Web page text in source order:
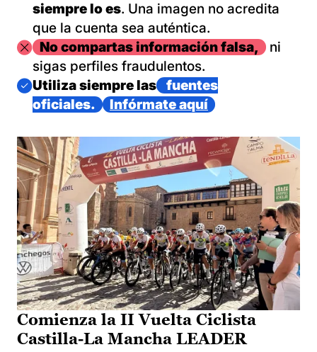
siempre lo es. Una imagen no acredita
que la cuenta sea auténtica.
ImagenNo compartas información falsa,
ni
sigas perfiles fraudulentos.
Imagen
Utiliza siempre las
fuentes
oficiales.
Infórmate aquí
Comienza la II Vuelta Ciclista
Castilla-La Mancha LEADER